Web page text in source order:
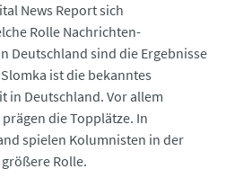
News Report sich
Rolle Nachrichten-
Deutschland sind die Ergebnisse
ist die bekanntes
in Deutschland. Vor allem
die Topplätze. In
spielen Kolumnisten in der
Rolle.